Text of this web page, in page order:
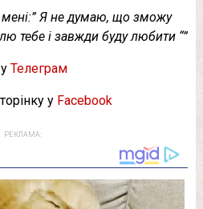
мені:” Я не думаю, що зможу
тебе і завжди буду любити “”
Телеграм
у Facebook
РЕКЛАМА: